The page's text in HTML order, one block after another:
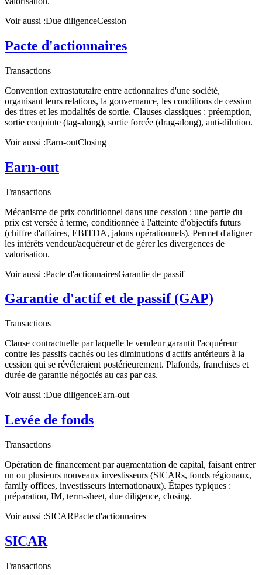
Voir aussi :Due diligenceCession
Pacte d'actionnaires
Transactions
Convention extrastatutaire entre actionnaires d'une société,
organisant leurs relations, la gouvernance, les conditions de cession
des titres et les modalités de sortie. Clauses classiques : préemption,
sortie conjointe (tag-along), sortie forcée (drag-along), anti-dilution.
Voir aussi :Earn-outClosing
Earn-out
Transactions
Mécanisme de prix conditionnel dans une cession : une partie du
prix est versée à terme, conditionnée à l'atteinte d'objectifs futurs
(chiffre d'affaires, EBITDA, jalons opérationnels). Permet d'aligner
les intérêts vendeur/acquéreur et de gérer les divergences de
valorisation.
Voir aussi :Pacte d'actionnairesGarantie de passif
Garantie d'actif et de passif (GAP)
Transactions
Clause contractuelle par laquelle le vendeur garantit l'acquéreur
contre les passifs cachés ou les diminutions d'actifs antérieurs à la
cession qui se révéleraient postérieurement. Plafonds, franchises et
durée de garantie négociés au cas par cas.
Voir aussi :Due diligenceEarn-out
Levée de fonds
Transactions
Opération de financement par augmentation de capital, faisant entrer
un ou plusieurs nouveaux investisseurs (SICARs, fonds régionaux,
family offices, investisseurs internationaux). Étapes typiques :
préparation, IM, term-sheet, due diligence, closing.
Voir aussi :SICARPacte d'actionnaires
SICAR
Transactions